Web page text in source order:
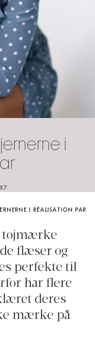
i
I RÉALISATION PAR
tøjmærke
flæser og
perfekte til
har flere
deres
mærke på